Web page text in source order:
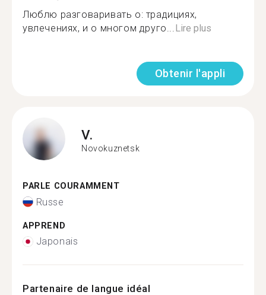
Люблю разговаривать о: традициях,
увлечениях, и о многом друго...Lire plus
Obtenir l'appli
V.
Novokuznetsk
PARLE COURAMMENT
Russe
APPREND
Japonais
Partenaire de langue idéal